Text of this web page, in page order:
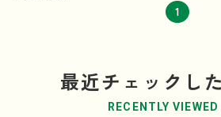
1
最近チェックし
RECENTLY VIEWED